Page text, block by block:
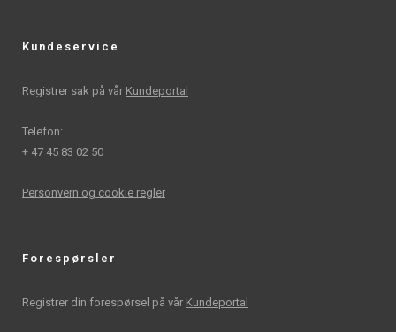
Kundeservice
Registrer sak på vår Kundeportal
Telefon:
+ 47 45 83 02 50
Personvern og cookie regler
Forespørsler
Registrer din forespørsel på vår Kundeportal